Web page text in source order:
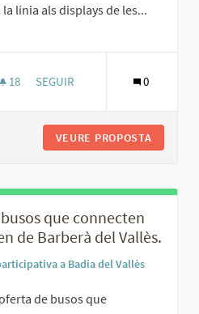
línia als displays de les...
Transport públic
18 18 SEGUIDORES
SEGUIR 0
VEURE PROPOSTA
que connecten
de Barberà del Vallès.
a Badia del Vallès
de busos que